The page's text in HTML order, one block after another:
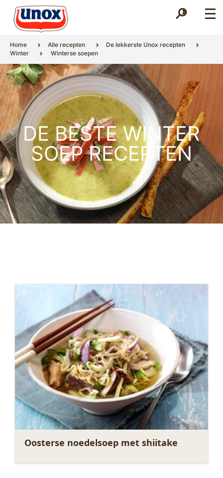
Zoek
Zoek
Home Alle recepten
De lekkerste Unox recepten
Winter
Winterse soepen
DE BESTE WINTER
SOEP RECEPTEN
Oosterse noedelsoep met shiitake